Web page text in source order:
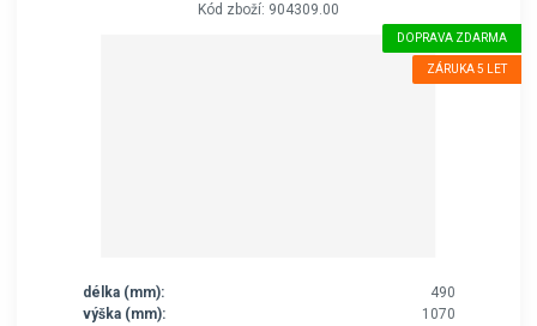
Kód zboží: 904309.00
DOPRAVA ZDARMA
ZÁRUKA 5 LET
délka (mm):
490
výška (mm):
1070